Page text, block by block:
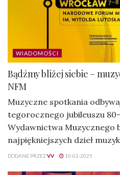
WIADOMOŚCI
Bądźmy bliżej siebie –
NFM
Muzyczne spotkania
tegorocznego jubileuszu
Wydawnictwa Muzycznego
najpiękniejszych dzieł
DODANE PRZEZVV 10-02-2025